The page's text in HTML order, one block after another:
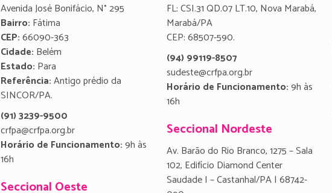
Avenida José Bonifácio, N° 295
Bairro: Fátima
CEP:66090-363
Cidade: Belém
Estado: Para
Referência:Antigo prédio da
SINCOR/PA.
(91) 3239-9500
crfpa@crfpa.org.br
Horário de Funcionamento:9h às
16h
Seccional Oeste
FL: CSI.31 QD.07 LT.10, Nova Marabá,
Marabá/PA
CEP: 68507-590.
(94) 99119-8507
sudeste@crfpa.org.br
Horário de Funcionamento:9h às
16h
Seccional Nordeste
Av. Barão do Rio Branco, 1275 – Sala
102, Edifício Diamond Center
Saudade I – Castanhal/PA | 68742-